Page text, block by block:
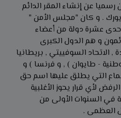
1945 م أعلن رسميا عن إنشاء المقر الدائم
. و كان "مجلس الأمن "
عشرة دولة من أعضاء
و هم الدول الكبرى
, الاتحاد السوفييتي , بريطانيا
- طايوان ) , و فرنسا ) و
التي يطلق عليها اسم حق
لأي قرار يحوز الأغلبية
في السنوات الأولى من
العظمى .